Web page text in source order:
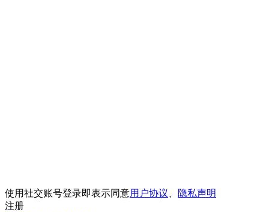
使用社交账号登录即表示同意用户协议
隐私声明
注册